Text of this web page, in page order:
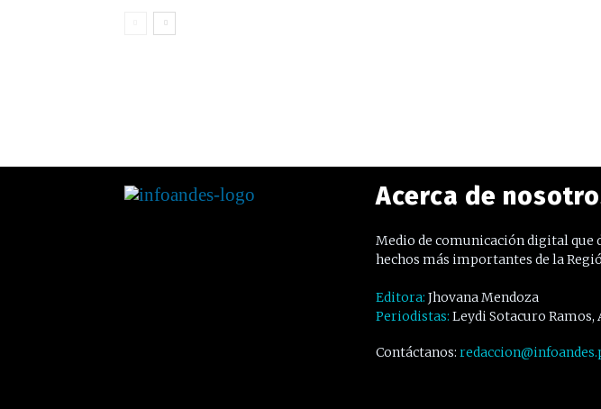
Acerca de
Medio de comunicación digital que
hechos más importantes de la
Editora: Jhovana Mendoza
Periodistas: Leydi Sotacuro Ramos,
Contáctanos: